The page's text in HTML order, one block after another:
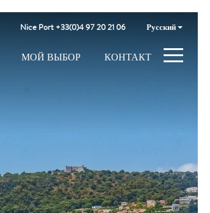
МОЙ ВЫБОР КОНТАКТ
Nice Port +33(0)4 97 20 21 06 Русский